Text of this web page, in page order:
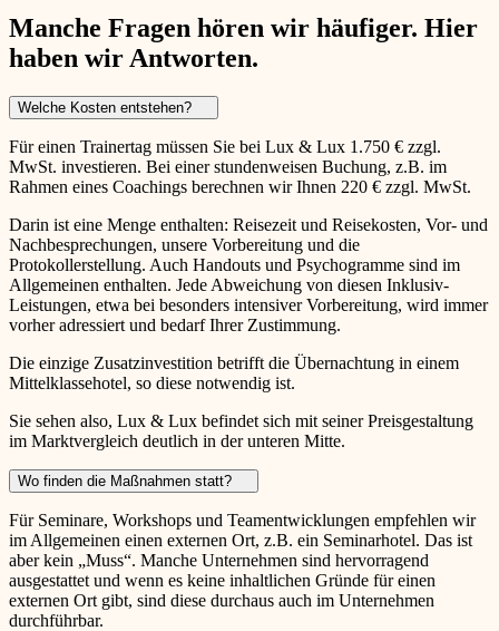
Manche Fragen hören wir häufiger. Hier
haben wir Antworten.
Welche Kosten entstehen?
Für einen Trainertag müssen Sie bei Lux & Lux 1.750 € zzgl.
MwSt. investieren. Bei einer stundenweisen Buchung, z.B. im
Rahmen eines Coachings berechnen wir Ihnen 220 € zzgl. MwSt.
Darin ist eine Menge enthalten: Reisezeit und Reisekosten, Vor- und
Nachbesprechungen, unsere Vorbereitung und die
Protokollerstellung. Auch Handouts und Psychogramme sind im
Allgemeinen enthalten. Jede Abweichung von diesen Inklusiv-
Leistungen, etwa bei besonders intensiver Vorbereitung, wird immer
vorher adressiert und bedarf Ihrer Zustimmung.
Die einzige Zusatzinvestition betrifft die Übernachtung in einem
Mittelklassehotel, so diese notwendig ist.
Sie sehen also, Lux & Lux befindet sich mit seiner Preisgestaltung
im Marktvergleich deutlich in der unteren Mitte.
Wo finden die Maßnahmen statt?
Für Seminare, Workshops und Teamentwicklungen empfehlen wir
im Allgemeinen einen externen Ort, z.B. ein Seminarhotel. Das ist
aber kein „Muss“. Manche Unternehmen sind hervorragend
ausgestattet und wenn es keine inhaltlichen Gründe für einen
externen Ort gibt, sind diese durchaus auch im Unternehmen
durchführbar.